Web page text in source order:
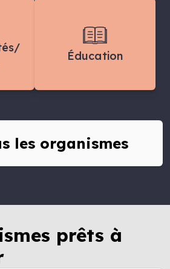
Éducation
les organismes
prêts à